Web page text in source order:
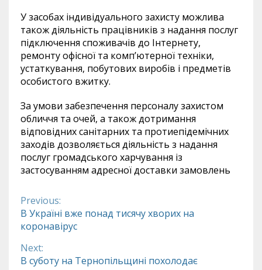
У засобах індивідуального захисту можлива
також діяльність працівників з надання послуг
підключення споживачів до Інтернету,
ремонту офісної та комп’ютерної техніки,
устаткування, побутових виробів і предметів
особистого вжитку.
За умови забезпечення персоналу захистом
обличчя та очей, а також дотримання
відповідних санітарних та протиепідемічних
заходів дозволяється діяльність з надання
послуг громадського харчування із
застосуванням адресної доставки замовлень
Continue
Reading
Previous:
В Україні вже понад тисячу хворих на
коронавірус
Next:
В суботу на Тернопільщині похолодає